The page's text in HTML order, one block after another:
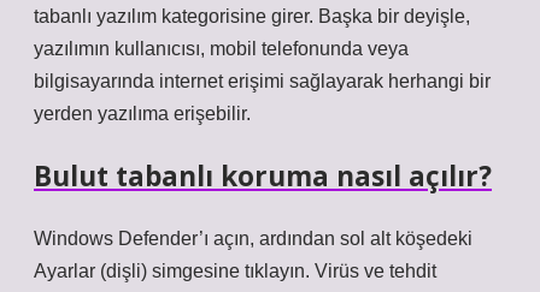
tabanlı yazılım kategorisine girer. Başka bir deyişle,
yazılımın kullanıcısı, mobil telefonunda veya
bilgisayarında internet erişimi sağlayarak herhangi bir
yerden yazılıma erişebilir.
Bulut tabanlı koruma nasıl açılır?
Windows Defender’ı açın, ardından sol alt köşedeki
Ayarlar (dişli) simgesine tıklayın. Virüs ve tehdit